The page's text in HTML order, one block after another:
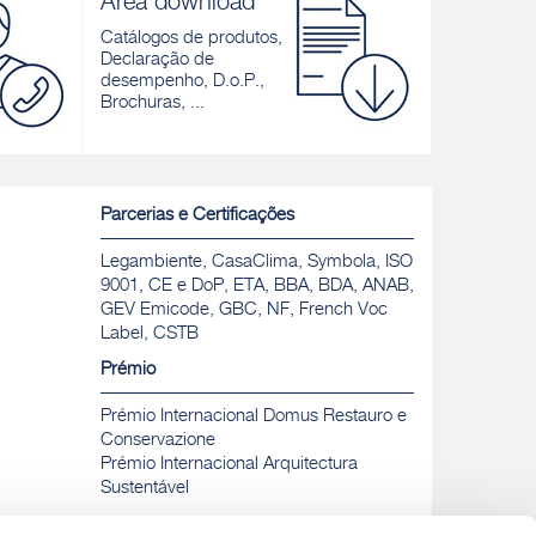
rápida e retração controlada, para
pavimentos interiores e exteriores
Descobrir
Área download
Catálogos de produtos,
Declaração de
desempenho, D.o.P.,
Brochuras, ...
Parcerias e Certificações
Legambiente, CasaClima, Symbola, ISO
9001, CE e DoP, ETA, BBA, BDA, ANAB,
GEV Emicode, GBC, NF, French Voc
Label, CSTB
Prémio
Prémio Internacional Domus Restauro e
Conservazione
Prémio Internacional Arquitectura
Sustentável